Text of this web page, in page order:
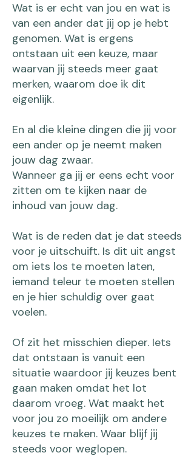
Wat is er echt van jou en wat is
van een ander dat jij op je hebt
genomen. Wat is ergens
ontstaan uit een keuze, maar
waarvan jij steeds meer gaat
merken, waarom doe ik dit
eigenlijk.
En al die kleine dingen die jij voor
een ander op je neemt maken
jouw dag zwaar.
Wanneer ga jij er eens echt voor
zitten om te kijken naar de
inhoud van jouw dag.
Wat is de reden dat je dat steeds
voor je uitschuift. Is dit uit angst
om iets los te moeten laten,
iemand teleur te moeten stellen
en je hier schuldig over gaat
voelen.
Of zit het misschien dieper. Iets
dat ontstaan is vanuit een
situatie waardoor jij keuzes bent
gaan maken omdat het lot
daarom vroeg. Wat maakt het
voor jou zo moeilijk om andere
keuzes te maken. Waar blijf jij
steeds voor weglopen.